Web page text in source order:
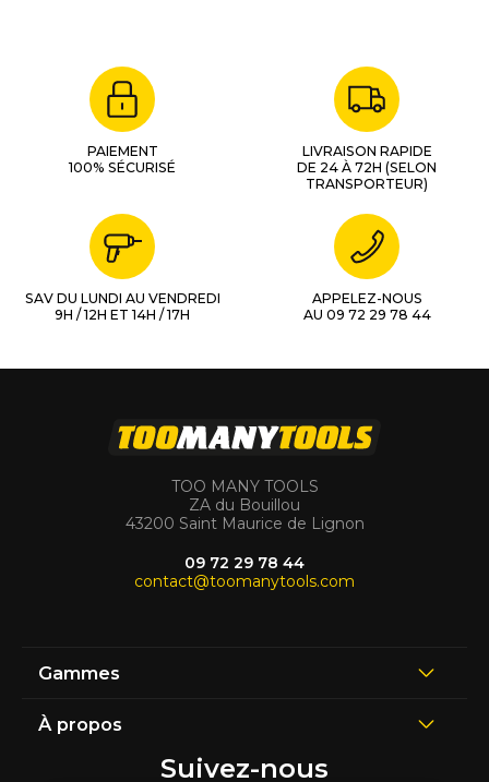
PAIEMENT
100% SÉCURISÉ
LIVRAISON RAPIDE
DE 24 À 72H (SELON
TRANSPORTEUR)
SAV DU LUNDI AU VENDREDI
9H / 12H ET 14H / 17H
APPELEZ-NOUS
AU 09 72 29 78 44
TOO MANY TOOLS
ZA du Bouillou
43200 Saint Maurice de Lignon
09 72 29 78 44
contact@toomanytools.com
Gammes
À propos
Suivez-nous